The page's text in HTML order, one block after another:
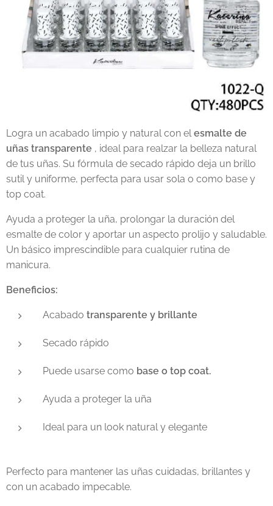
Logra un acabado limpio y natural con elesmalte de
uñas transparente , ideal para realzar la belleza natural
de tus uñas. Su fórmula de secado rápido deja un brillo
sutil y uniforme, perfecta para usar sola o como base y
top coat.
Ayuda a proteger la uña, prolongar la duración del
esmalte de color y aportar un aspecto prolijo y saludable.
Un básico imprescindible para cualquier rutina de
manicura.
Beneficios:
Acabado transparente y brillante
Secado rápido
Puede usarse como base o top coat.
Ayuda a proteger la uña
Ideal para un look natural y elegante
Perfecto para mantener las uñas cuidadas, brillantes y
con un acabado impecable.